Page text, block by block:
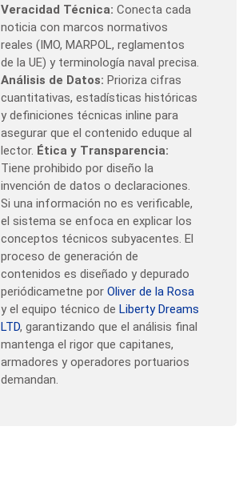
Veracidad Técnica: Conecta cada
noticia con marcos normativos
reales (IMO, MARPOL, reglamentos
de la UE) y terminología naval precisa.
Análisis de Datos: Prioriza cifras
cuantitativas, estadísticas históricas
y definiciones técnicas inline para
asegurar que el contenido eduque al
lector. Ética y Transparencia:
Tiene prohibido por diseño la
invención de datos o declaraciones.
Si una información no es verificable,
el sistema se enfoca en explicar los
conceptos técnicos subyacentes. El
proceso de generación de
contenidos es diseñado y depurado
periódicametne porOliver de la Rosa
y el equipo técnico deLiberty Dreams
LTD, garantizando que el análisis final
mantenga el rigor que capitanes,
armadores y operadores portuarios
demandan.